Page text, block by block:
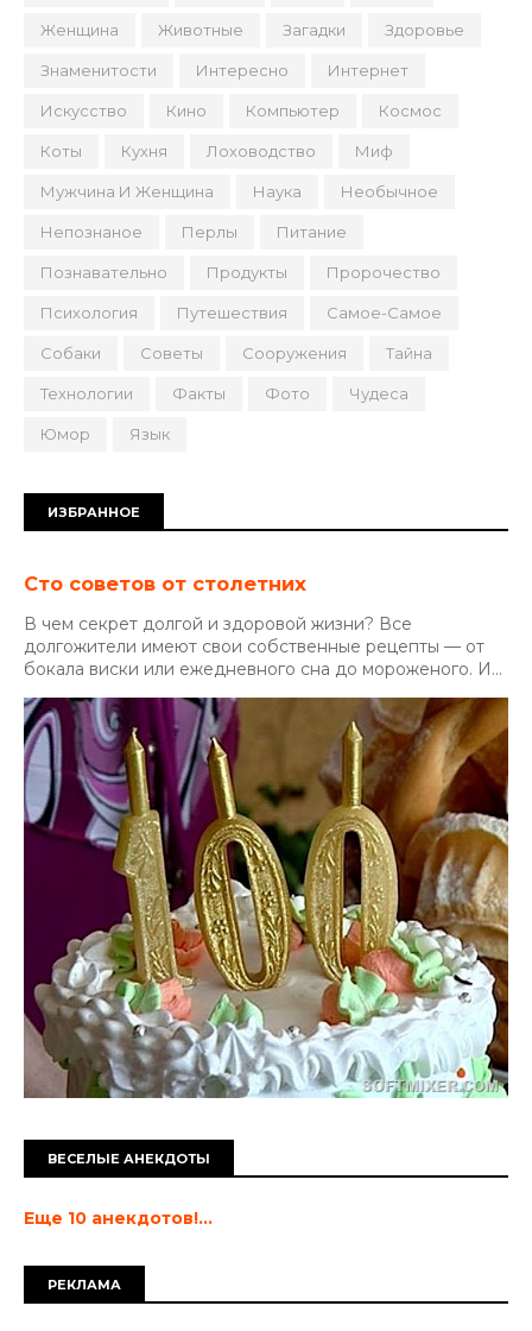
Женщина Животные Загадки Здоровье
Знаменитости Интересно Интернет
Искусство Кино Компьютер Космос
Коты Кухня Лоховодство Миф
Мужчина И Женщина Наука Необычное
Непознаное Перлы Питание
Познавательно Продукты Пророчество
Психология Путешествия Самое-Самое
Собаки Советы Сооружения Тайна
Технологии Факты Фото Чудеса
Юмор Язык
ИЗБРАННОЕ
Сто советов от столетних
В чем секрет долгой и здоровой жизни? Все
долгожители имеют свои собственные рецепты — от
бокала виски или ежедневного сна до мороженого. И...
ВЕСЕЛЫЕ АНЕКДОТЫ
Еще 10 анекдотов!...
РЕКЛАМА